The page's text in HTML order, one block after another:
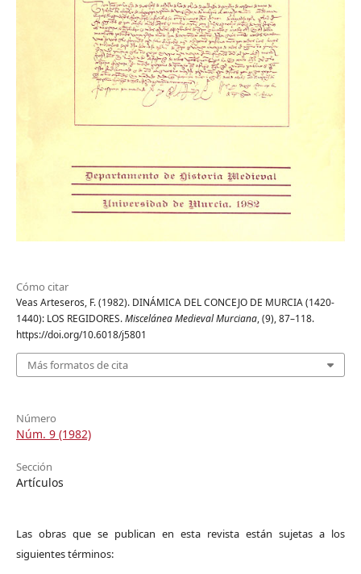
Cómo citar
Veas Arteseros, F. (1982). DINÁMICA DEL CONCEJO DE MURCIA (1420-
1440): LOS REGIDORES.Miscelánea Medieval Murciana, (9), 87–118.
https://doi.org/10.6018/j5801
Más formatos de cita
Número
Núm. 9 (1982)
Sección
Artículos
Las obras que se publican en esta revista están sujetas a los
siguientes términos: